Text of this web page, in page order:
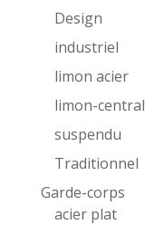
Design
industriel
limon acier
limon-central
suspendu
Traditionnel
Garde-corps
acier plat